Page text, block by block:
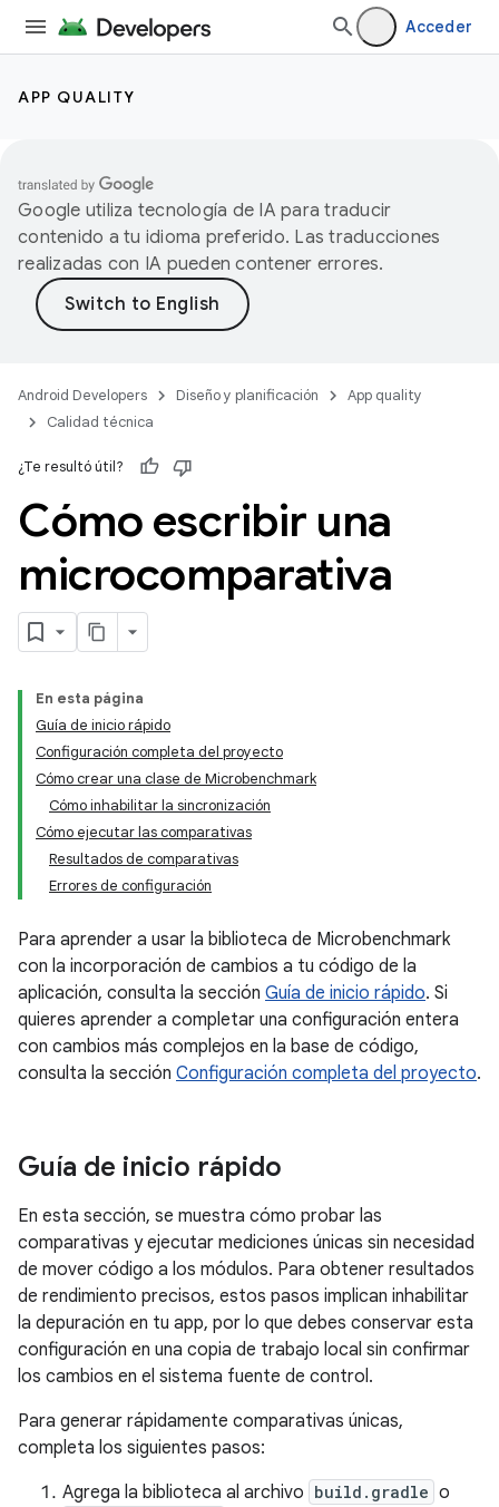
Acceder
APP QUALITY
Google utiliza tecnología de IA para traducir
contenido a tu idioma preferido. Las traducciones
realizadas con IA pueden contener errores.
Android Developers Diseño y planificación
App quality
Calidad técnica
¿Te resultó útil?
Cómo escribir una
microcomparativa
En esta página
Guía de inicio rápido
Configuración completa del proyecto
Cómo crear una clase de Microbenchmark
Cómo inhabilitar la sincronización
Cómo ejecutar las comparativas
Resultados de comparativas
Errores de configuración
Para aprender a usar la biblioteca de Microbenchmark
con la incorporación de cambios a tu código de la
aplicación, consulta la sección Guía de inicio rápido. Si
quieres aprender a completar una configuración entera
con cambios más complejos en la base de código,
consulta la sección Configuración completa del proyecto.
Guía de inicio rápido
En esta sección, se muestra cómo probar las
comparativas y ejecutar mediciones únicas sin necesidad
de mover código a los módulos. Para obtener resultados
de rendimiento precisos, estos pasos implican inhabilitar
la depuración en tu app, por lo que debes conservar esta
configuración en una copia de trabajo local sin confirmar
los cambios en el sistema fuente de control.
Para generar rápidamente comparativas únicas,
completa los siguientes pasos:
Agrega la biblioteca al archivo build.gradle o